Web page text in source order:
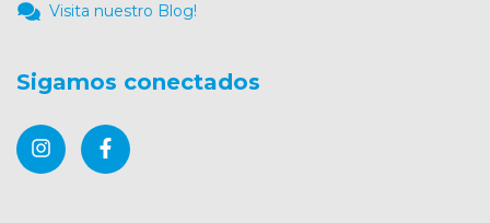
Visita nuestro Blog!
Sigamos conectados